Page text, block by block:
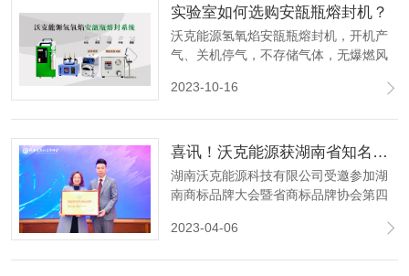
实验室如何选购安瓿瓶熔封机？
沃克能源氢氧焰安瓿瓶熔封机，开机产
气、关机停气，不存储气体，无爆燃风
2023-10-16
喜讯！沃克能源获湖南省知名商标品牌认定
湖南沃克能源科技有限公司受邀参加湖
南商标品牌大会暨省商标品牌协会第四
名商标品牌”荣誉称号。
2023-04-06